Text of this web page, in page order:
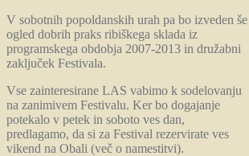
V sobotnih popoldanskih urah pa bo izveden še
ogled dobrih praks ribiškega sklada iz
programskega obdobja 2007-2013 in družabni
zaključek Festivala.
Vse zainteresirane LAS vabimo k sodelovanju
na zanimivem Festivalu. Ker bo dogajanje
potekalo v petek in soboto ves dan,
predlagamo, da si za Festival rezervirate ves
vikend na Obali (več o namestitvi).